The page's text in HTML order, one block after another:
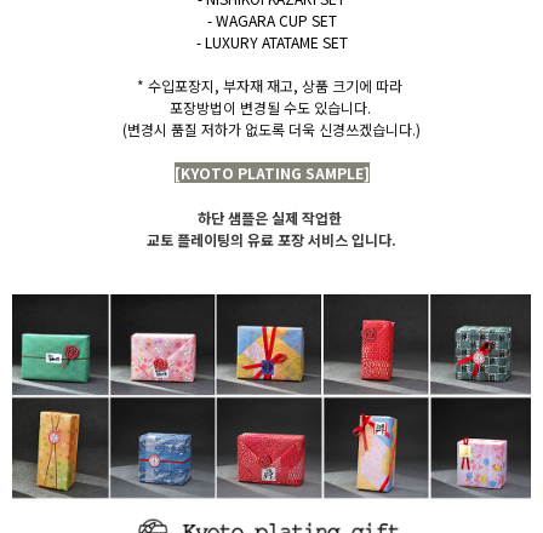
- WAGARA CUP SET
- LUXURY ATATAME SET
* 수입포장지, 부자재 재고, 상품 크기에 따라
포장방법이 변경될 수도 있습니다.
(변경시 품질 저하가 없도록 더욱 신경쓰겠습니다.)
[KYOTO PLATING SAMPLE]
하단 샘플은 실제 작업한
교토 플레이팅의 유료 포장 서비스 입니다.